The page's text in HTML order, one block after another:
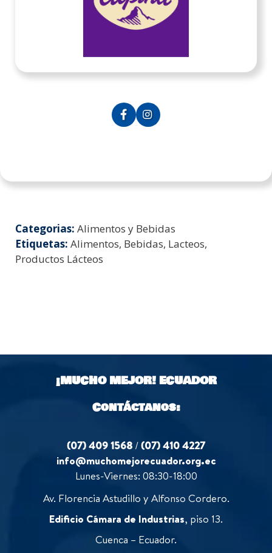
Categorias: Alimentos y Bebidas
Etiquetas: Alimentos, Bebidas, Lacteos,
Productos Lácteos
¡MUCHO MEJOR!ECUADOR
Contáctanos:
(07) 409 1568 /(07) 410 4227
info@muchomejorecuador.org.ec
Lunes-Viernes: 08:30-18:00
Av. Florencia Astudillo y Alfonso Cordero.
Edificio Cámara de Industrias, piso 13.
Cuenca – Ecuador.